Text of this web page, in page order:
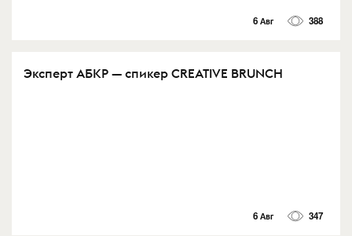
6 Авг 388
Эксперт АБКР — спикер CREATIVE BRUNCH
6 Авг 347